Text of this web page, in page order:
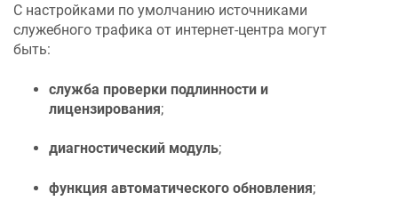
С настройками по умолчанию источниками
служебного трафика от интернет-центра могут
быть:
служба проверки подлинности и
лицензирования;
диагностический модуль;
функция автоматического обновления;